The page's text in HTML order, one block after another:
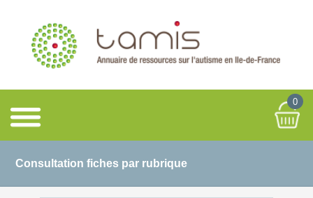
0
Consultation fiches par rubrique